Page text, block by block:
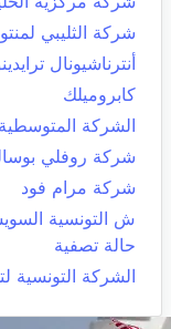
شركة الثليبي
أنترناشيونال
كابروميلك
الشركة
شركة روفلي
شركة مرام فود
ش التونسية
حالة تصفية
الشركة التونسية